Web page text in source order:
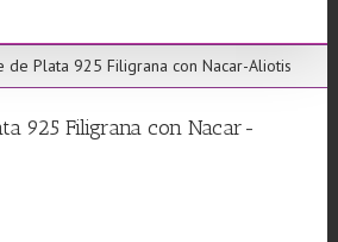
de Plata 925 Filigrana con Nacar-Aliotis
925 Filigrana con Nacar-